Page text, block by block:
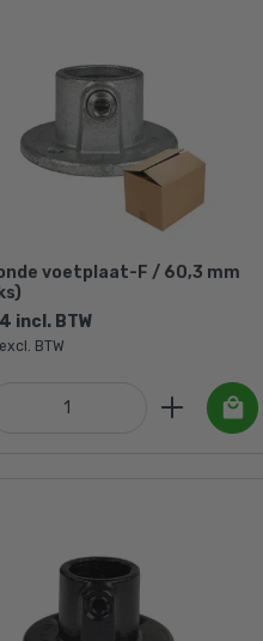
voetplaat-F / 60,3 mm
incl. BTW
BTW